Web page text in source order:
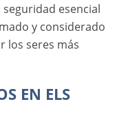
esencial
y considerado
los seres más
EN ELS